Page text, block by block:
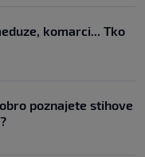
komarci... Tko
poznajete stihove